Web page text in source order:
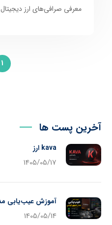
معرفی صرافی‌‌های ارز دیجیتال
1
آخرین پست ها
kava ارز
1405/05/17
آموزش عیب‌یابی
1405/05/14